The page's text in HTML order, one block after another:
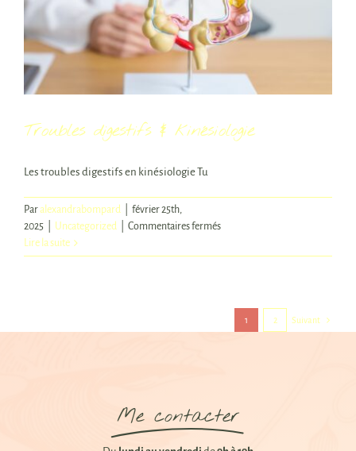
Troubles digestifs & kinésiologie
Les troubles digestifs en kinésiologie Tu
Paralexandrabompard
février 25th,
2025
Uncategorized Commentaires ferméssur
digestifs
Lire la suite
1 2 Suivant
Me contacter